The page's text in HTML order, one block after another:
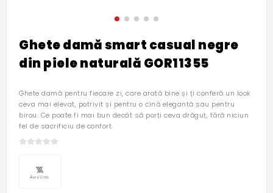
Ghete damă smart casual negre
din piele naturală GOR11355
Ghete damă pentru fiecare zi, care arată bine și ți conferă un look
ceva mai elevat, potrivit și pentru o cină elegantă sau pentru
birou. Ce poate fi mai bun decât să porți ceva drăguț, fără niciun
fel de sacrificiu de confort.